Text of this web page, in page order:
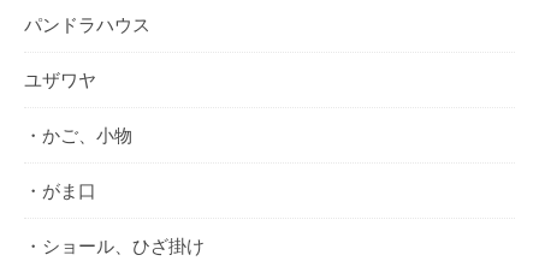
パンドラハウス
ユザワヤ
・かご、小物
・がま口
・ショール、ひざ掛け